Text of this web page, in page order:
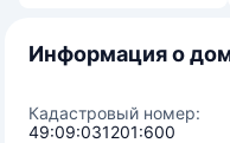
Информация о
Кадастровый номер:
49:09:031201:600